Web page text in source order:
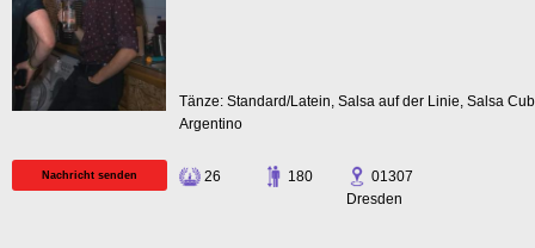
Tänze: Standard/Latein, Salsa auf der Linie, Salsa
Argentino
Nachricht senden 26 180
01307
Dresden